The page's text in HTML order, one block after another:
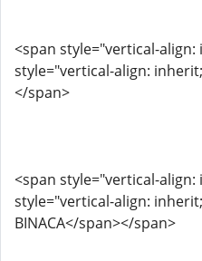
<span style="vertical-align:
style="vertical-align:
</span>
<span style="vertical-align:
style="vertical-align:
BINACA</span></span>